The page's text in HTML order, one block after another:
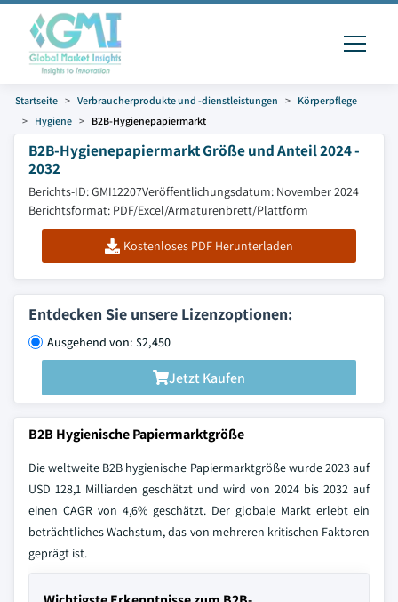
Startseite Verbraucherprodukte und -dienstleistungen
Körperpflege
Hygiene
B2B-Hygienepapiermarkt
B2B-Hygienepapiermarkt Größe und Anteil 2024 -
2032
Berichts-ID: GMI12207Veröffentlichungsdatum: November 2024
Berichtsformat: PDF/Excel/Armaturenbrett/Plattform
Kostenloses PDF Herunterladen
Entdecken Sie unsere Lizenzoptionen:
Ausgehend von: $2,450
Jetzt Kaufen
B2B Hygienische Papiermarktgröße
Die weltweite B2B hygienische Papiermarktgröße wurde 2023 auf
USD 128,1 Milliarden geschätzt und wird von 2024 bis 2032 auf
einen CAGR von 4,6% geschätzt. Der globale Markt erlebt ein
beträchtliches Wachstum, das von mehreren kritischen Faktoren
geprägt ist.